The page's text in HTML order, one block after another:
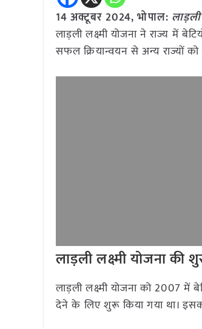
14 अक्टूबर 2024, भोपाल:
लाड़ली लक्ष्मी योजना ने राज्य में
सफल क्रियान्वयन से अन्य राज्यों
लाड़ली लक्ष्मी योजना
लाड़ली लक्ष्मी योजना को 2007 में
देने के लिए शुरू किया गया था।